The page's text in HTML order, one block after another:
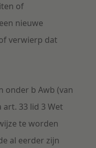
of
nieuwe
verwierp dat
onder b Awb (van
33 lid 3 Wet
te worden
al eerder zijn